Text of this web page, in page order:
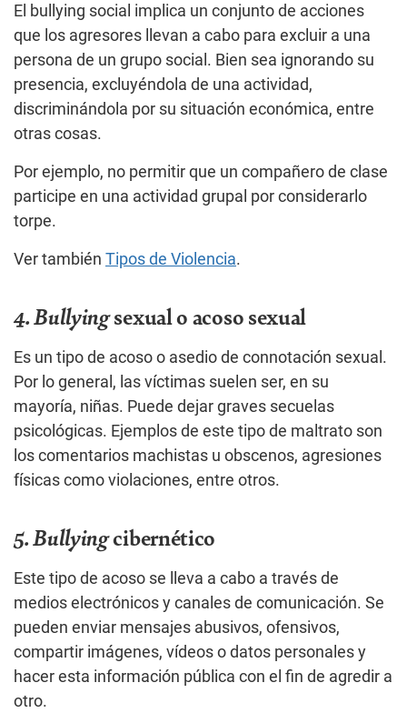
El bullying social implica un conjunto de acciones
que los agresores llevan a cabo para excluir a una
persona de un grupo social. Bien sea ignorando su
presencia, excluyéndola de una actividad,
discriminándola por su situación económica, entre
otras cosas.
Por ejemplo, no permitir que un compañero de clase
participe en una actividad grupal por considerarlo
torpe.
Ver también Tipos de Violencia.
4. Bullyingsexual o acoso sexual
Es un tipo de acoso o asedio de connotación sexual.
Por lo general, las víctimas suelen ser, en su
mayoría, niñas. Puede dejar graves secuelas
psicológicas. Ejemplos de este tipo de maltrato son
los comentarios machistas u obscenos, agresiones
físicas como violaciones, entre otros.
5. Bullyingcibernético
Este tipo de acoso se lleva a cabo a través de
medios electrónicos y canales de comunicación. Se
pueden enviar mensajes abusivos, ofensivos,
compartir imágenes, vídeos o datos personales y
hacer esta información pública con el fin de agredir a
otro.